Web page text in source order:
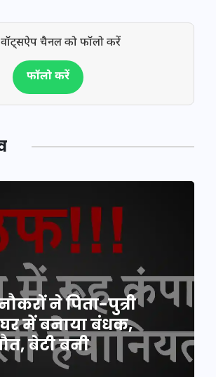
वॉट्सऐप चैनल को फॉलो करें
फॉलो करें
ने पिता-पुत्री
में बनाया बंधक,
बेटी बनी